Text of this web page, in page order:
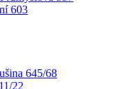
603
645/68
22